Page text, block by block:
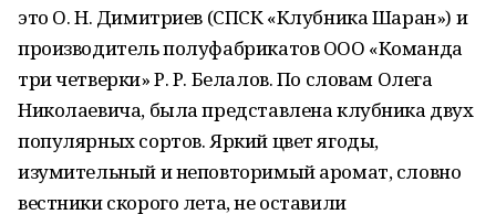
это О. Н. Димитриев (СПСК «Клубника Шаран») и
производитель полуфабрикатов ООО «Команда
три четверки» Р. Р. Белалов. По словам Олега
Николаевича, была представлена клубника двух
популярных сортов. Яркий цвет ягоды,
изумительный и неповторимый аромат, словно
вестники скорого лета, не оставили